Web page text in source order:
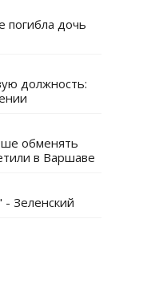
погибла дочь
должность:
обменять
в Варшаве
- Зеленский